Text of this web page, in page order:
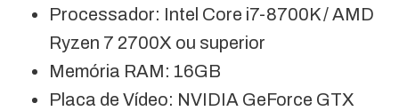
Processador: Intel Core i7-8700K / AMD
Ryzen 7 2700X ou superior
Memória RAM: 16GB
Placa de Vídeo: NVIDIA GeForce GTX